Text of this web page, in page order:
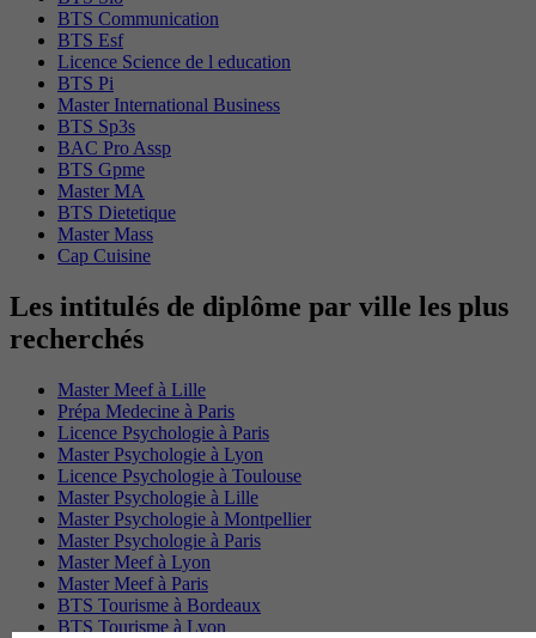
BTS Communication
BTS Esf
Licence Science de l education
BTS Pi
Master International Business
BTS Sp3s
BAC Pro Assp
BTS Gpme
Master MA
BTS Dietetique
Master Mass
Cap Cuisine
Les intitulés de diplôme par ville les plus
recherchés
Master Meef à Lille
Prépa Medecine à Paris
Licence Psychologie à Paris
Master Psychologie à Lyon
Licence Psychologie à Toulouse
Master Psychologie à Lille
Master Psychologie à Montpellier
Master Psychologie à Paris
Master Meef à Lyon
Master Meef à Paris
BTS Tourisme à Bordeaux
BTS Tourisme à Lyon